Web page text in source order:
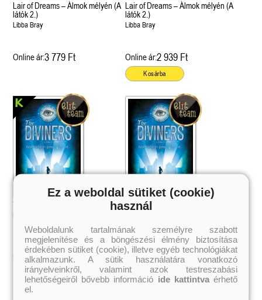
Lair of Dreams – Álmok mélyén (A
látók 2.)
Libba Bray
Online ár:3 779 Ft
Lair of Dreams – Álmok mélyén (A
látók 2.)
Libba Bray
Online ár:2 939 Ft
Kosárba
The Diviners – A látók (A látók I.)
Online ár:3 779 Ft
The Diviners – A látók (A látók I.)
Online ár:2 939 Ft
Kosárba
Ez a weboldal sütiket (cookie)
használ
Weboldalunk tartalmának személyre szabott
megjelenítése és a böngészési élmény biztosítása
érdekében sütiket (cookie), illetve egyéb technológiákat
alkalmazunk. A sütik használatára vonatkozó
irányelveinkről, valamint azok testreszabási
lehetőségeiről bővebb információ ide kattintvaérhető
el.